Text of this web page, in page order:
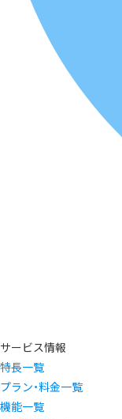
サービス情報
特長一覧
プラン・料金一覧
機能一覧